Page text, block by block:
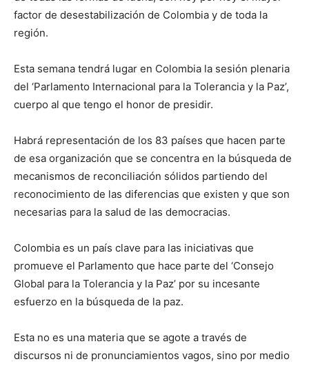
factor de desestabilización de Colombia y de toda la
región.
Esta semana tendrá lugar en Colombia la sesión plenaria
del ‘Parlamento Internacional para la Tolerancia y la Paz’,
cuerpo al que tengo el honor de presidir.
Habrá representación de los 83 países que hacen parte
de esa organización que se concentra en la búsqueda de
mecanismos de reconciliación sólidos partiendo del
reconocimiento de las diferencias que existen y que son
necesarias para la salud de las democracias.
Colombia es un país clave para las iniciativas que
promueve el Parlamento que hace parte del ‘Consejo
Global para la Tolerancia y la Paz’ por su incesante
esfuerzo en la búsqueda de la paz.
Esta no es una materia que se agote a través de
discursos ni de pronunciamientos vagos, sino por medio